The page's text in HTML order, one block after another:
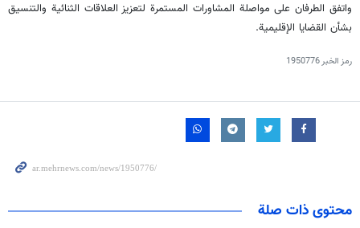
واتفق الطرفان على مواصلة المشاورات المستمرة لتعزيز العلاقات الثنائية والتنسيق
بشأن القضايا الإقليمية.
رمز الخبر1950776
محتوى ذات صلة